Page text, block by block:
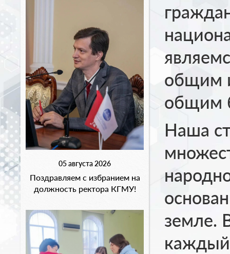
05 августа 2026
Поздравляем с избранием на
должность ректора КГМУ!
общим
общим
Наша
земле.
каждый